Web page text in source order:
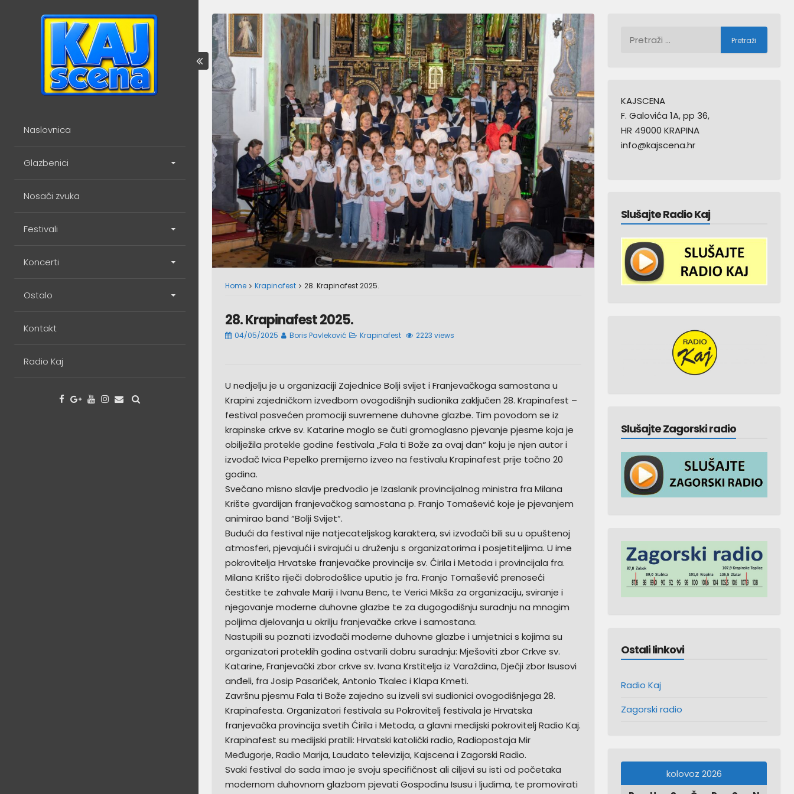
Naslovnica
Glazbenici
Nosači zvuka
Festivali
Koncerti
Ostalo
Kontakt
Radio Kaj
Home Krapinafest 28. Krapinafest 2025.
28. Krapinafest 2025.
04/05/2025 Boris Pavleković Krapinafest 2223 views
U nedjelju je u organizaciji Zajednice Bolji svijet i Franjevačkoga samostana u
Krapini zajedničkom izvedbom ovogodišnjih sudionika zaključen 28. Krapinafest –
festival posvećen promociji suvremene duhovne glazbe. Tim povodom se iz
krapinske crkve sv. Katarine moglo se čuti gromoglasno pjevanje pjesme koja je
obilježila protekle godine festivala „Fala ti Bože za ovaj dan“ koju je njen autor i
izvođač Ivica Pepelko premijerno izveo na festivalu Krapinafest prije točno 20
godina.
Svečano misno slavlje predvodio je Izaslanik provincijalnog ministra fra Milana
Krište gvardijan franjevačkog samostana p. Franjo Tomašević koje je pjevanjem
animirao band “Bolji Svijet“.
Budući da festival nije natjecateljskog karaktera, svi izvođači bili su u opuštenoj
atmosferi, pjevajući i svirajući u druženju s organizatorima i posjetiteljima. U ime
pokrovitelja Hrvatske franjevačke provincije sv. Ćirila i Metoda i provincijala fra.
Milana Krišto riječi dobrodošlice uputio je fra. Franjo Tomašević prenoseći
čestitke te zahvale Mariji i Ivanu Benc, te Verici Mikša za organizaciju, sviranje i
njegovanje moderne duhovne glazbe te za dugogodišnju suradnju na mnogim
poljima djelovanja u okrilju franjevačke crkve i samostana.
Nastupili su poznati izvođači moderne duhovne glazbe i umjetnici s kojima su
organizatori proteklih godina ostvarili dobru suradnju: Mješoviti zbor Crkve sv.
Katarine, Franjevački zbor crkve sv. Ivana Krstitelja iz Varaždina, Dječji zbor Isusovi
anđeli, fra Josip Pasariček, Antonio Tkalec i Klapa Kmeti.
Završnu pjesmu Fala ti Bože zajedno su izveli svi sudionici ovogodišnjega 28.
Krapinafesta. Organizatori festivala su Pokrovitelj festivala je Hrvatska
franjevačka provincija svetih Ćirila i Metoda, a glavni medijski pokrovitelj Radio Kaj.
Krapinafest su medijski pratili: Hrvatski katolički radio, Radiopostaja Mir
Međugorje, Radio Marija, Laudato televizija, Kajscena i Zagorski Radio.
Svaki festival do sada imao je svoju specifičnost ali ciljevi su isti od početaka
modernom duhovnom glazbom pjevati Gospodinu Isusu i ljudima, te promovirati
KAJSCENA
F. Galovića 1A, pp 36,
HR 49000 KRAPINA
info@kajscena.hr
Slušajte Radio Kaj
Slušajte Zagorski radio
Ostali linkovi
Radio Kaj
Zagorski radio
kolovoz 2026